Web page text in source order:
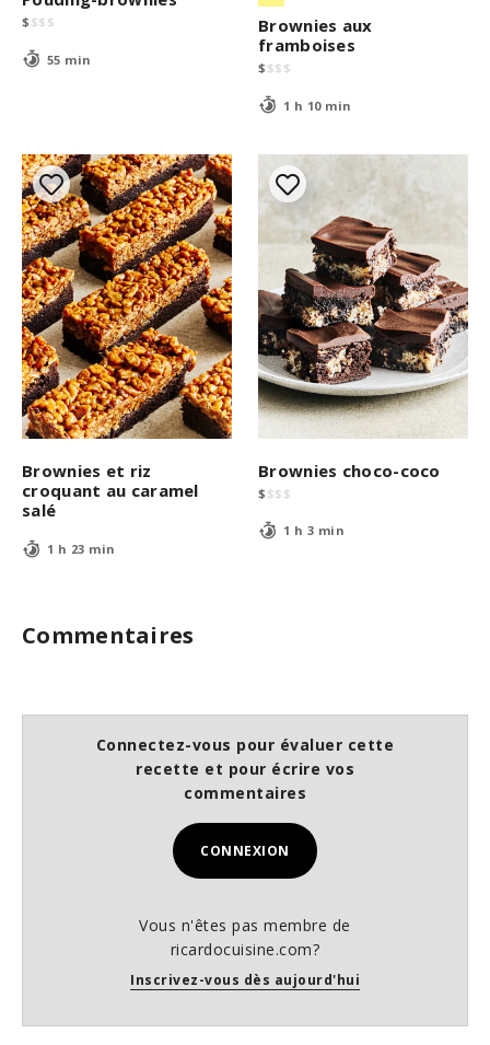
$ $$ $
55 min
Brownies aux
framboises
$ $$ $
1 h 10 min
Brownies et riz
croquant au caramel
salé
1 h 23 min
Brownies choco-coco
$ $$ $
1 h 3 min
Commentaires
Connectez-vous pour évaluer cette
recette et pour écrire vos
commentaires
CONNEXION
Vous n'êtes pas membre de
ricardocuisine.com?
Inscrivez-vous dès aujourd'hui